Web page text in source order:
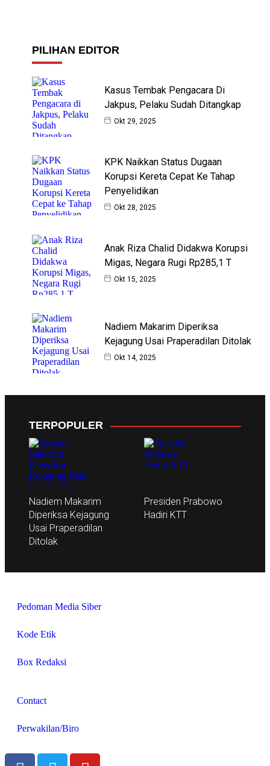
PILIHAN EDITOR
Kasus Tembak Pengacara Di
Jakpus, Pelaku Sudah Ditangkap
Okt 29, 2025
KPK Naikkan Status Dugaan
Korupsi Kereta Cepat Ke Tahap
Penyelidikan
Okt 28, 2025
Anak Riza Chalid Didakwa Korupsi
Migas, Negara Rugi Rp285,1 T
Okt 15, 2025
Nadiem Makarim Diperiksa
Kejagung Usai Praperadilan Ditolak
Okt 14, 2025
TERPOPULER
Nadiem Makarim
Diperiksa Kejagung
Usai Praperadilan
Ditolak
Presiden Prabowo
Hadiri KTT
Pedoman Media Siber
Kode Etik
Box Redaksi
Contact
Perwakilan/Biro